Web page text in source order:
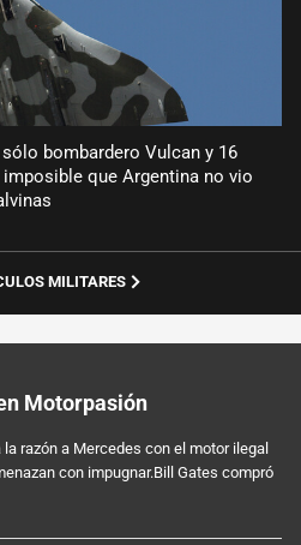
bombardero Vulcan y 16
que Argentina no vio
MILITARES
Motorpasión
razón a Mercedes con el motor ilegal
con impugnar.Bill Gates compró